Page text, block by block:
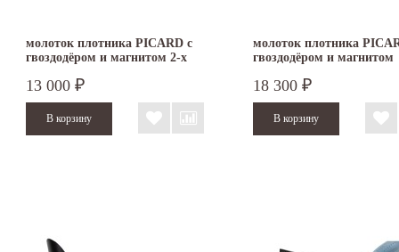
молоток плотника PICARD с
гвоздодёром и магнитом 2-х
13 000 ₽
молоток плотника
гвоздодёром и магнитом
18 300 ₽